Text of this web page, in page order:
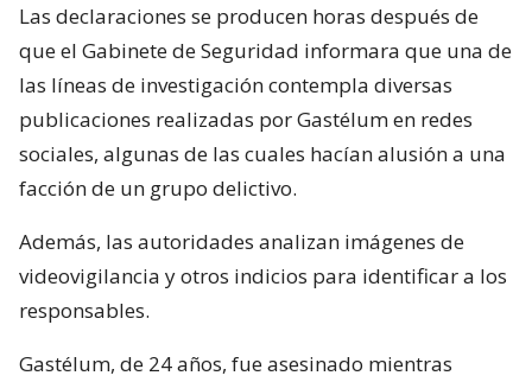
Las declaraciones se producen horas después de
que el Gabinete de Seguridad informara que una de
las líneas de investigación contempla diversas
publicaciones realizadas por Gastélum en redes
sociales, algunas de las cuales hacían alusión a una
facción de un grupo delictivo.
Además, las autoridades analizan imágenes de
videovigilancia y otros indicios para identificar a los
responsables.
Gastélum, de 24 años, fue asesinado mientras